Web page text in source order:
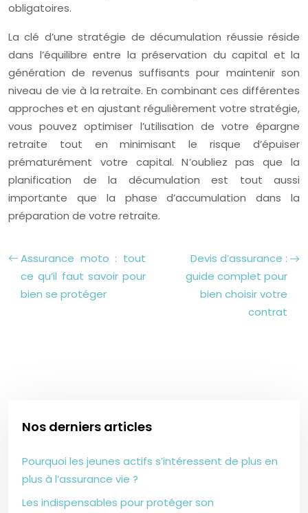
obligatoires.
La clé d’une stratégie de décumulation réussie réside
dans l’équilibre entre la préservation du capital et la
génération de revenus suffisants pour maintenir son
niveau de vie à la retraite. En combinant ces différentes
approches et en ajustant régulièrement votre stratégie,
vous pouvez optimiser l’utilisation de votre épargne
retraite tout en minimisant le risque d’épuiser
prématurément votre capital. N’oubliez pas que la
planification de la décumulation est tout aussi
importante que la phase d’accumulation dans la
préparation de votre retraite.
Assurance moto : tout
ce qu’il faut savoir pour
bien se protéger
Devis d’assurance :
guide complet pour
bien choisir votre
contrat
Nos derniers articles
Pourquoi les jeunes actifs s’intéressent de plus en
plus à l’assurance vie ?
Les indispensables pour protéger son